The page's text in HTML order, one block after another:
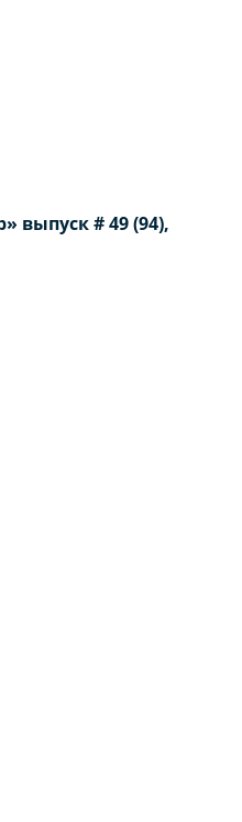
выпуск # 49 (94),